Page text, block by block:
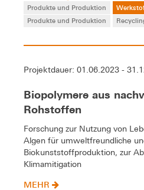
Produkte und Produktion
Produkte und Produktion
Projektdauer: 01.06.2023 -
Biopolymere aus
Rohstoffen
Forschung zur Nutzung von
Algen für umweltfreundliche
Biokunststoffproduktion, zur
Klimamitigation
MEHR